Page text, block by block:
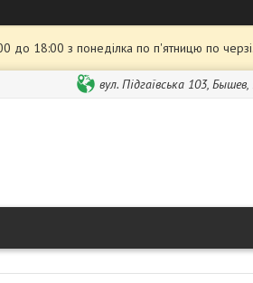
до 18:00 з понеділка по п'ятницю по
вул. Підгаївська 103, Бышев,